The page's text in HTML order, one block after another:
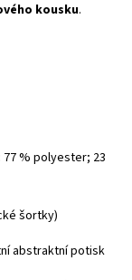
kousku.
: 77 % polyester; 23
šortky)
abstraktní potisk